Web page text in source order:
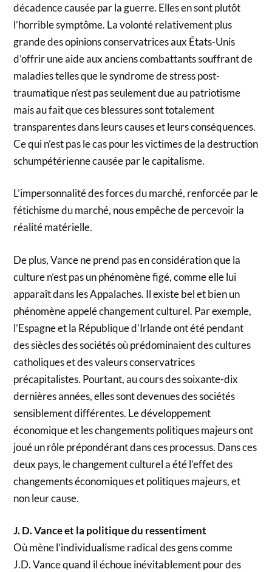
décadence causée par la guerre. Elles en sont plutôt
l’horrible symptôme. La volonté relativement plus
grande des opinions conservatrices aux États-Unis
d’offrir une aide aux anciens combattants souffrant de
maladies telles que le syndrome de stress post-
traumatique n’est pas seulement due au patriotisme
mais au fait que ces blessures sont totalement
transparentes dans leurs causes et leurs conséquences.
Ce qui n’est pas le cas pour les victimes de la destruction
schumpétérienne causée par le capitalisme.
L’impersonnalité des forces du marché, renforcée par le
fétichisme du marché, nous empêche de percevoir la
réalité matérielle.
De plus, Vance ne prend pas en considération que la
culture n’est pas un phénomène figé, comme elle lui
apparaît dans les Appalaches. Il existe bel et bien un
phénomène appelé changement culturel. Par exemple,
l’Espagne et la République d’Irlande ont été pendant
des siècles des sociétés où prédominaient des cultures
catholiques et des valeurs conservatrices
précapitalistes. Pourtant, au cours des soixante-dix
dernières années, elles sont devenues des sociétés
sensiblement différentes. Le développement
économique et les changements politiques majeurs ont
joué un rôle prépondérant dans ces processus. Dans ces
deux pays, le changement culturel a été l’effet des
changements économiques et politiques majeurs, et
non leur cause.
J. D. Vance et la politique du ressentiment
Où mène l’individualisme radical des gens comme
J.D. Vance quand il échoue inévitablement pour des